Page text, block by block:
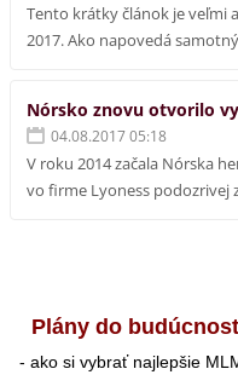
Tento krátky článok je veľmi
2017. Ako napovedá
Nórsko znovu otvorilo
04.08.2017 05:18
V roku 2014 začala Nórska
vo firme Lyoness podozrivej
Plány do
- ako si vybrať najlepšie